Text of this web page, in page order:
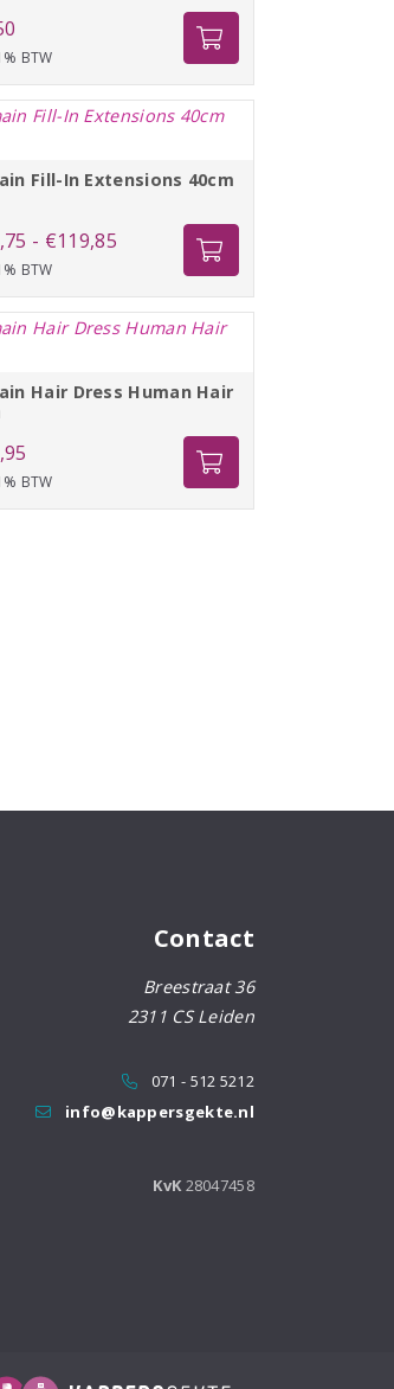
BTW
Fill-In Extensions 40cm
- €119,85Prijsklasse:
€113,75
tot
€119,85
BTW
Hair Dress Human Hair
BTW
Contact
Breestraat 36
2311 CS Leiden
071 - 512 5212
info@kappersgekte.nl
KvK 28047458